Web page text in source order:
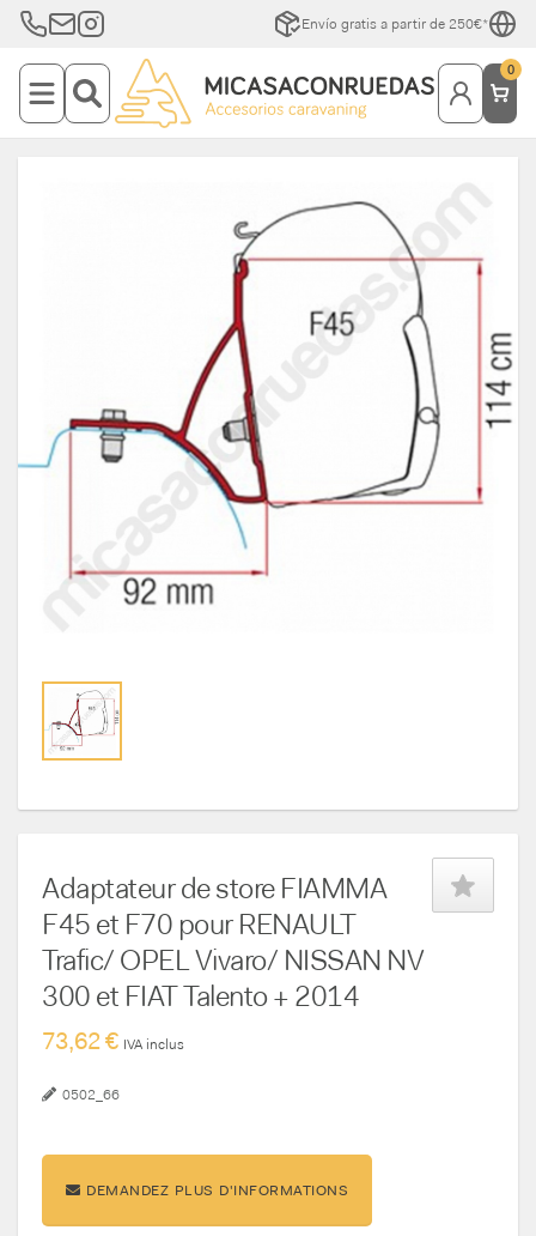
Envío gratis a partir de 250€*
0
Adaptateur de store FIAMMA
F45 et F70 pour RENAULT
Trafic/ OPEL Vivaro/ NISSAN NV
300 et FIAT Talento + 2014
73,62 € IVA inclus
0502_66
DEMANDEZ PLUS D'INFORMATIONS